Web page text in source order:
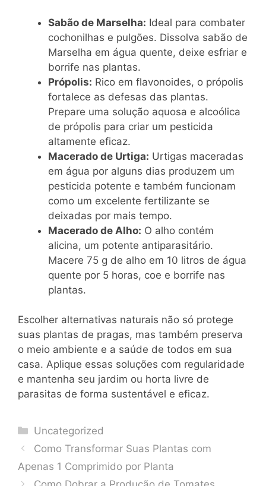
Sabão de Marselha: Ideal para combater
cochonilhas e pulgões. Dissolva sabão de
Marselha em água quente, deixe esfriar e
borrife nas plantas.
Própolis: Rico em flavonoides, o própolis
fortalece as defesas das plantas.
Prepare uma solução aquosa e alcoólica
de própolis para criar um pesticida
altamente eficaz.
Macerado de Urtiga: Urtigas maceradas
em água por alguns dias produzem um
pesticida potente e também funcionam
como um excelente fertilizante se
deixadas por mais tempo.
Macerado de Alho: O alho contém
alicina, um potente antiparasitário.
Macere 75 g de alho em 10 litros de água
quente por 5 horas, coe e borrife nas
plantas.
Escolher alternativas naturais não só protege
suas plantas de pragas, mas também preserva
o meio ambiente e a saúde de todos em sua
casa. Aplique essas soluções com regularidade
e mantenha seu jardim ou horta livre de
parasitas de forma sustentável e eficaz.
Categories
Uncategorized
Como Transformar Suas Plantas com
Apenas 1 Comprimido por Planta